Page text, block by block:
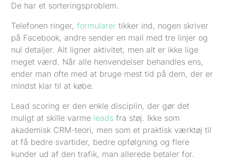
De har et sorteringsproblem.
Telefonen ringer,formularer tikker ind, nogen skriver
på Facebook, andre sender en mail med tre linjer og
nul detaljer. Alt ligner aktivitet, men alt er ikke lige
meget værd. Når alle henvendelser behandles ens,
ender man ofte med at bruge mest tid på dem, der er
mindst klar til at købe.
Lead scoring er den enkle disciplin, der gør det
muligt at skille varme leads fra støj. Ikke som
akademisk CRM-teori, men som et praktisk værktøj til
at få bedre svartider, bedre opfølgning og flere
kunder ud af den trafik, man allerede betaler for.